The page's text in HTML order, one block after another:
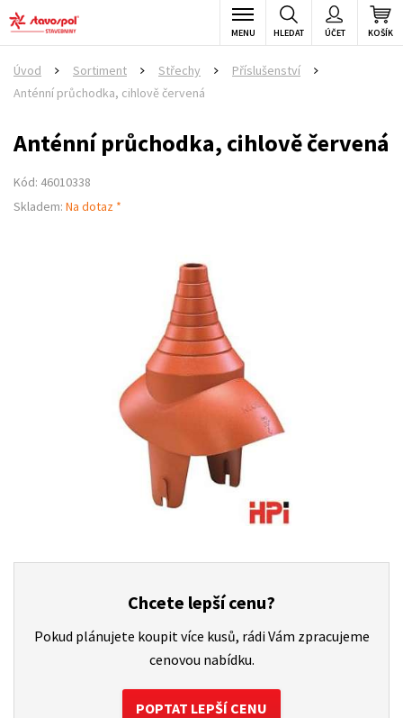
KOŠÍK
ÚČET
HLEDAT
MENU
Úvod Sortiment Střechy Příslušenství
Anténní průchodka, cihlově červená
Anténní průchodka, cihlově červená
Kód: 46010338
Skladem: Na dotaz *
Chcete lepší cenu?
Pokud plánujete koupit více kusů, rádi Vám zpracujeme
cenovou nabídku.
POPTAT LEPŠÍ CENU